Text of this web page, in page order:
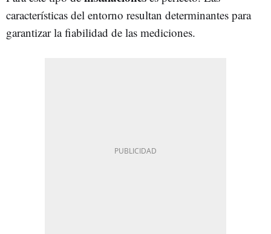
características del entorno resultan determinantes para
garantizar la fiabilidad de las mediciones.